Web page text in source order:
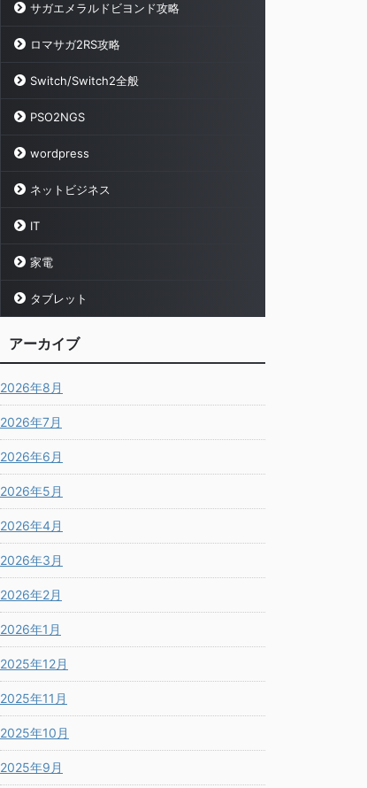
サガエメラルドビヨンド攻略
ロマサガ2RS攻略
Switch/Switch2全般
PSO2NGS
wordpress
ネットビジネス
IT
家電
タブレット
アーカイブ
2026年8月
2026年7月
2026年6月
2026年5月
2026年4月
2026年3月
2026年2月
2026年1月
2025年12月
2025年11月
2025年10月
2025年9月